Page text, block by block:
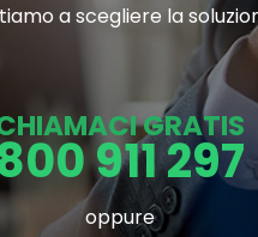
a scegliere la
GRATIS
911 297
oppure